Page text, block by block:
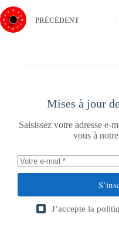
PRÉCÉDENT
Mises à jour
Saisissez votre adresse e-
vous à
J’accepte la